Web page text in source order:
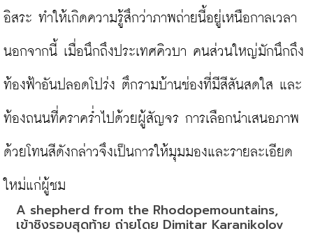
อิสระ ทำให้เกิดความรู้สึกว่าภาพถ่ายนี้อยู่เหนือกาลเวลา
นอกจากนี้ เมื่อนึกถึงประเทศคิวบา คนส่วนใหญ่มักนึกถึง
ท้องฟ้าอันปลอดโปร่ง ตึกรามบ้านช่องที่มีสีสันสดใส และ
ท้องถนนที่คราคร่ำไปด้วยผู้สัญจร การเลือกนำเสนอภาพ
ด้วยโทนสีดังกล่าวจึงเป็นการให้มุมมองและรายละเอียด
A shepherd from the Rhodopemountains,
เข้าชิงรอบสุดท้าย ถ่ายโดย Dimitar Karanikolov